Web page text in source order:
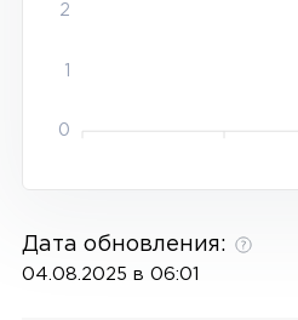
2
1
0
Дата обновления:
04.08.2025 в 06:01